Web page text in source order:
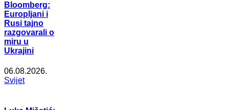
Bloomberg:
Europljani i
Rusi tajno
razgovarali o
miru u
Ukrajini
06.08.2026.
Svijet